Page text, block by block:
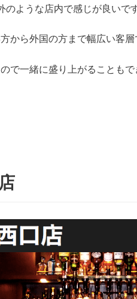
ような店内で感じが良いです
から外国の方まで幅広い客層
で一緒に盛り上がることもで